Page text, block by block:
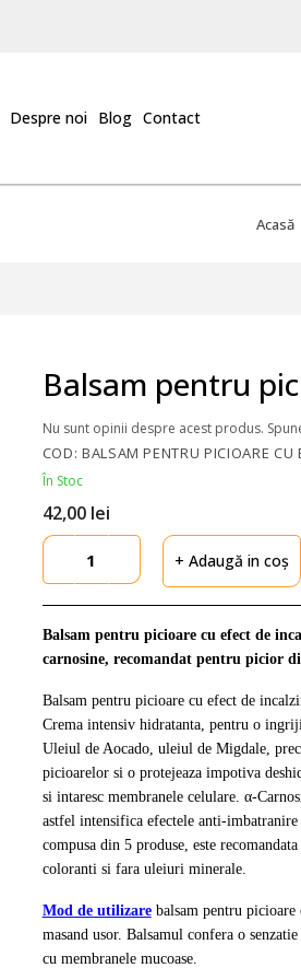
Despre noi Blog Contact
Acasă
Balsam pentru
Nu sunt opinii despre acest produs.
COD: BALSAM PENTRU PICIOARE CU
În Stoc
42,00lei
+ Adaugă in coș
Balsam pentru picioare cu efect de
carnosine, recomandat pentru picior
Balsam pentru picioare cu efect de
Crema intensiv hidratanta, pentru o
Uleiul de Aocado, uleiul de Migdale,
picioarelor si o protejeaza impotiva
si intaresc membranele celulare. α-
astfel intensifica efectele anti-
compusa din 5 produse, este
coloranti si fara uleiuri minerale.
Mod de utilizarebalsam pentru picioare
masand usor. Balsamul confera o
cu membranele mucoase.